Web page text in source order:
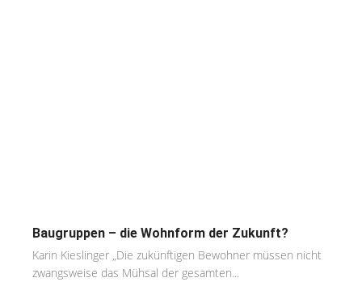
Baugruppen – die Wohnform der Zukunft?
Karin Kieslinger „Die zukünftigen Bewohner müssen nicht
zwangsweise das Mühsal der gesamten...